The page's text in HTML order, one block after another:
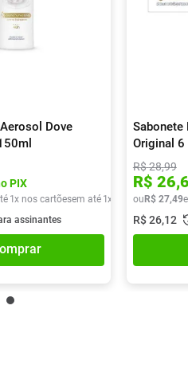
Dove
PIX
1x nos cartõesem até 1x de R$ 18,90
assinantes
Sabonete
Original 6
R$28,99
R$ 26,
ou R$ 27,49
R$26,12